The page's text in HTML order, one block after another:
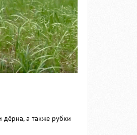
дёрна, а также рубки